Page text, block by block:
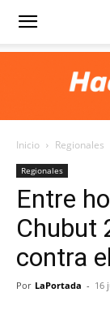
Diario
Portada
Inicio Regionales
Regionales
Entre
Chubut
contra
Por LaPortada - 16